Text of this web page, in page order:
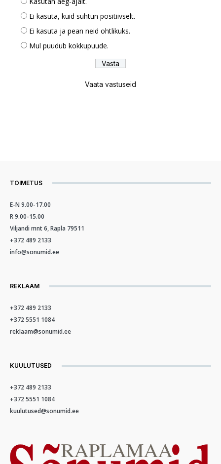
Ei kasuta, kuid suhtun positiivselt.
Ei kasuta ja pean neid ohtlikuks.
Mul puudub kokkupuude.
Vaata vastuseid
TOIMETUS
E-N 9.00-17.00
R 9.00-15.00
Viljandi mnt 6, Rapla 79511
+372 489 2133
info@sonumid.ee
REKLAAM
+372 489 2133
+372 5551 1084
reklaam@sonumid.ee
KUULUTUSED
+372 489 2133
+372 5551 1084
kuulutused@sonumid.ee